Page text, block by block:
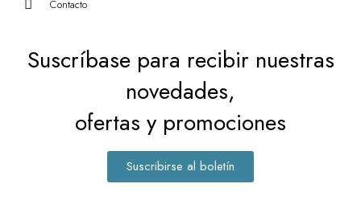
Contacto
Suscríbase para recibir nuestras
novedades,
ofertas y promociones
Suscribirse al boletín